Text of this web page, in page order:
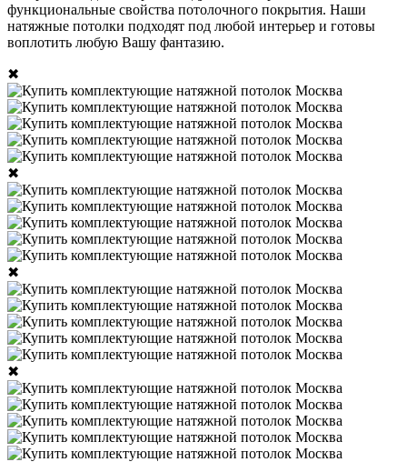
функциональные свойства потолочного покрытия. Наши
натяжные потолки подходят под любой интерьер и готовы
воплотить любую Вашу фантазию.
✖
✖
✖
✖